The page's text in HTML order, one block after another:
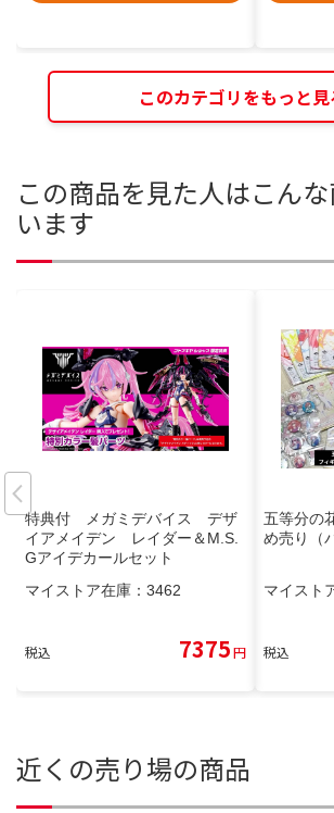
このカテゴリをもっと見
この商品を見た人はこん
います
特典付 メガミデバイス デザ
イアメイデン レイダー＆M.S.
Gアイデカールセット
マイストア在庫： 3462
税込 7375円
五等分の
め売り（
マイスト
税込
近くの売り場の商品